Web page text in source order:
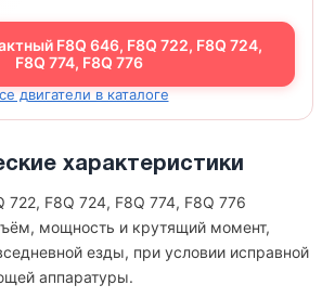
F8Q 646, F8Q 722, F8Q 724,
F8Q 774, F8Q 776
двигатели в каталоге
характеристики
722, F8Q 724, F8Q 774, F8Q 776
мощность и крутящий момент,
езды, при условии исправной
аппаратуры.